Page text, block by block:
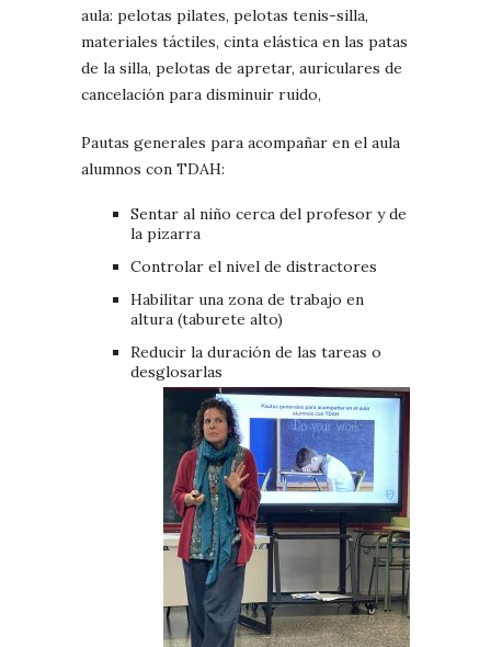
aula: pelotas pilates, pelotas tenis-silla,
materiales táctiles, cinta elástica en las patas
de la silla, pelotas de apretar, auriculares de
cancelación para disminuir ruido,
Pautas generales para acompañar en el aula
alumnos con TDAH:
Sentar al niño cerca del profesor y de
la pizarra
Controlar el nivel de distractores
Habilitar una zona de trabajo en
altura (taburete alto)
Reducir la duración de las tareas o
desglosarlas